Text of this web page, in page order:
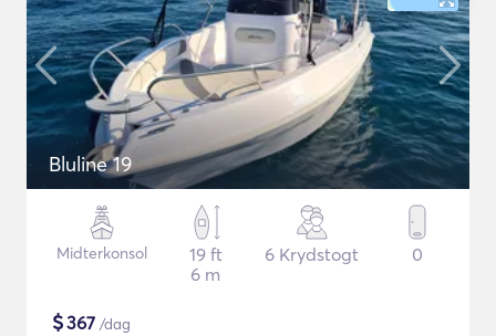
Bluline 19
Midterkonsol
19 ft
6 m
6 Krydstogt 0
$367 /dag